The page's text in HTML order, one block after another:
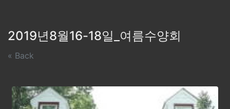
2019년8월16-18일_여름수양회
« Back